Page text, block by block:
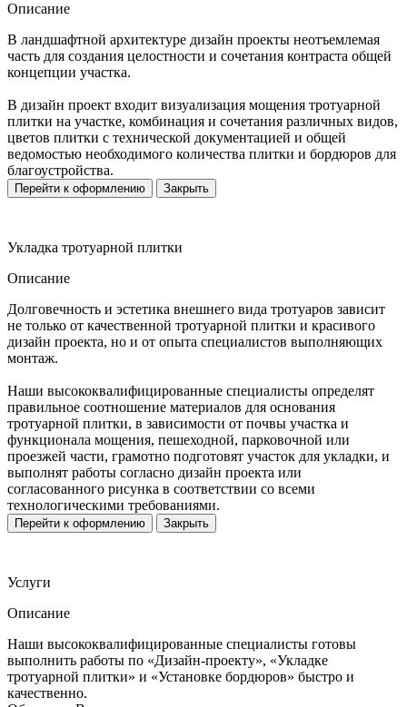
Описание
В ландшафтной архитектуре дизайн проекты неотъемлемая
часть для создания целостности и сочетания контраста общей
концепции участка.
В дизайн проект входит визуализация мощения тротуарной
плитки на участке, комбинация и сочетания различных видов,
цветов плитки с технической документацией и общей
ведомостью необходимого количества плитки и бордюров для
благоустройства.
Перейти к оформлению Закрыть
Укладка тротуарной плитки
Описание
Долговечность и эстетика внешнего вида тротуаров зависит
не только от качественной тротуарной плитки и красивого
дизайн проекта, но и от опыта специалистов выполняющих
монтаж.
Наши высококвалифицированные специалисты определят
правильное соотношение материалов для основания
тротуарной плитки, в зависимости от почвы участка и
функционала мощения, пешеходной, парковочной или
проезжей части, грамотно подготовят участок для укладки, и
выполнят работы согласно дизайн проекта или
согласованного рисунка в соответствии со всеми
технологическими требованиями.
Перейти к оформлению Закрыть
Услуги
Описание
Наши высококвалифицированные специалисты готовы
выполнить работы по «Дизайн-проекту», «Укладке
тротуарной плитки» и «Установке бордюров» быстро и
качественно.